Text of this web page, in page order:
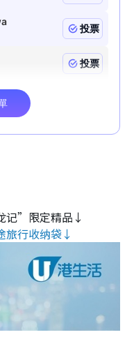
记”限定精品↓
旅行收纳袋↓